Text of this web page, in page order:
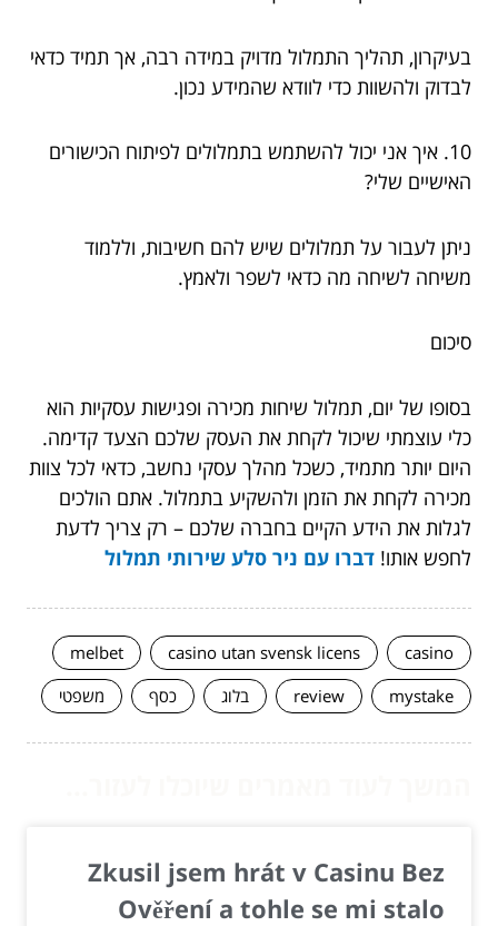
בעיקרון, תהליך התמלול מדויק במידה רבה, אך תמיד כדאי
לבדוק ולהשוות כדי לוודא שהמידע נכון.
10. איך אני יכול להשתמש בתמלולים לפיתוח הכישורים
האישיים שלי?
ניתן לעבור על תמלולים שיש להם חשיבות, וללמוד
משיחה לשיחה מה כדאי לשפר ולאמץ.
סיכום
בסופו של יום, תמלול שיחות מכירה ופגישות עסקיות הוא
כלי עוצמתי שיכול לקחת את העסק שלכם הצעד קדימה.
היום יותר מתמיד, כשכל מהלך עסקי נחשב, כדאי לכל צוות
מכירה לקחת את הזמן ולהשקיע בתמלול. אתם הולכים
לגלות את הידע הקיים בחברה שלכם – רק צריך לדעת
לחפש אותו! דברו עם ניר סלע שירותי תמלול
casino
casino utan svensk licens
melbet
mystake
review בלוג כסף משפטי
Zkusil jsem hrát v Casinu Bez
Ověření a tohle se mi stalo